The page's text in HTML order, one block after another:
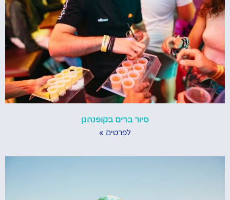
סיור ברים בקופנהגן
לפרטים »